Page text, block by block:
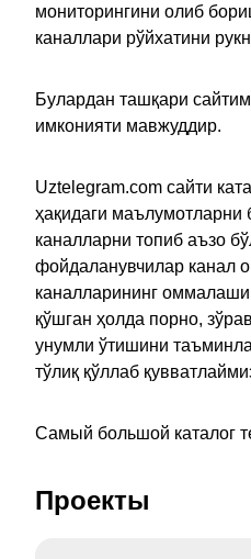
мониторингини олиб
каналлари рўйхатини
Булардан ташқари
имконияти мавжуддир.
Uztelegram.com сайти
ҳақидаги маълумотларни
каналларни топиб аъзо
фойдаланувчилар канал
каналларининг
қўшган ҳолда порно,
унумли ўтишини
тўлиқ қўллаб
Самый большой каталог
Проекты